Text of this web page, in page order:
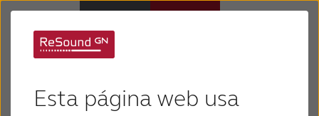
Esta página web usa